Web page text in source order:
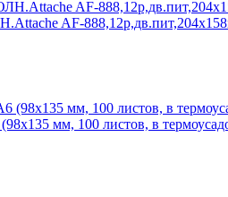
AF-
мм, 100 листов, в